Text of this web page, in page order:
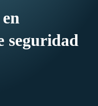
seguridad